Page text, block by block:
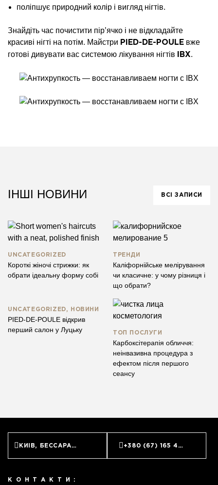
поліпшує природний колір і вигляд нігтів.
Знайдіть час почистити пір’ячко і не відкладайте
красиві нігті на потім. Майстри PIED-DE-POULE вже
готові дивувати вас системою лікування нігтів
IBX.
ІНШІ НОВИНИ ВСІ ЗАПИСИ
UNCATEGORIZED
Короткі жіночі стрижки: як
обрати ідеальну форму собі
ТРЕНДИ
Каліфорнійське мелірування
чи класичне: у чому різниця і
що обрати?
UNCATEGORIZED, НОВИНИ
PIED-DE-POULE відкрив
перший салон у Луцьку
ТОП ПОСЛУГИ
Карбоксітерапія обличчя:
неінвазивна процедура з
ефектом після першого
сеансу
КИЇВ, БЕССАРАБСЬКА ПЛОЩА, 7 +380 (67) 165 45 45
КОНТАКТИ: